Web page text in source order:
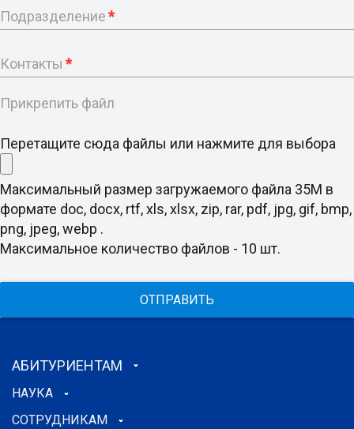
Подразделение*
Контакты *
Прикрепить файл
Перетащите сюда файлы или нажмите для выбора
Максимальный размер загружаемого файла 35M в
формате doc, docx, rtf, xls, xlsx, zip, rar, pdf, jpg, gif, bmp,
png, jpeg, webp .
Максимальное количество файлов - 10 шт.
ОТПРАВИТЬ
АБИТУРИЕНТАМ
НАУКА
СОТРУДНИКАМ